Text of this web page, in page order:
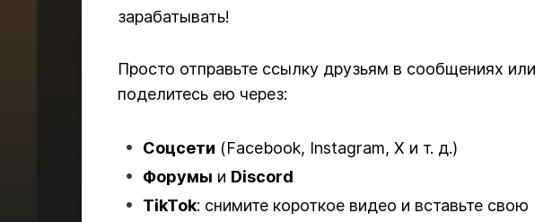
зарабатывать!
Просто отправьте ссылку друзьям в сообщениях или
поделитесь ею через:
Соцсети (Facebook, Instagram, X и т. д.)
Форумы и Discord
TikTok: снимите короткое видео и вставьте свою